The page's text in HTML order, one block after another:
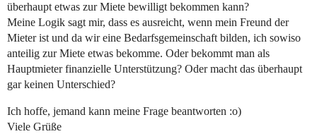
überhaupt etwas zur Miete bewilligt bekommen kann?
Meine Logik sagt mir, dass es ausreicht, wenn mein Freund der
Mieter ist und da wir eine Bedarfsgemeinschaft bilden, ich sowiso
anteilig zur Miete etwas bekomme. Oder bekommt man als
Hauptmieter finanzielle Unterstützung? Oder macht das überhaupt
gar keinen Unterschied?
Ich hoffe, jemand kann meine Frage beantworten :o)
Viele Grüße